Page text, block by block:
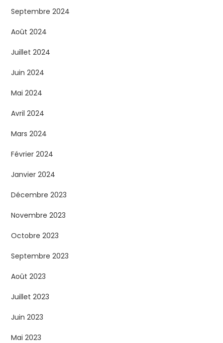
Septembre 2024
Août 2024
Juillet 2024
Juin 2024
Mai 2024
Avril 2024
Mars 2024
Février 2024
Janvier 2024
Décembre 2023
Novembre 2023
Octobre 2023
Septembre 2023
Août 2023
Juillet 2023
Juin 2023
Mai 2023